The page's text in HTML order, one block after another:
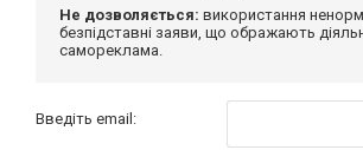
Не дозволяється: використання
безпідставні заяви, що ображають
самореклама.
Введіть email: